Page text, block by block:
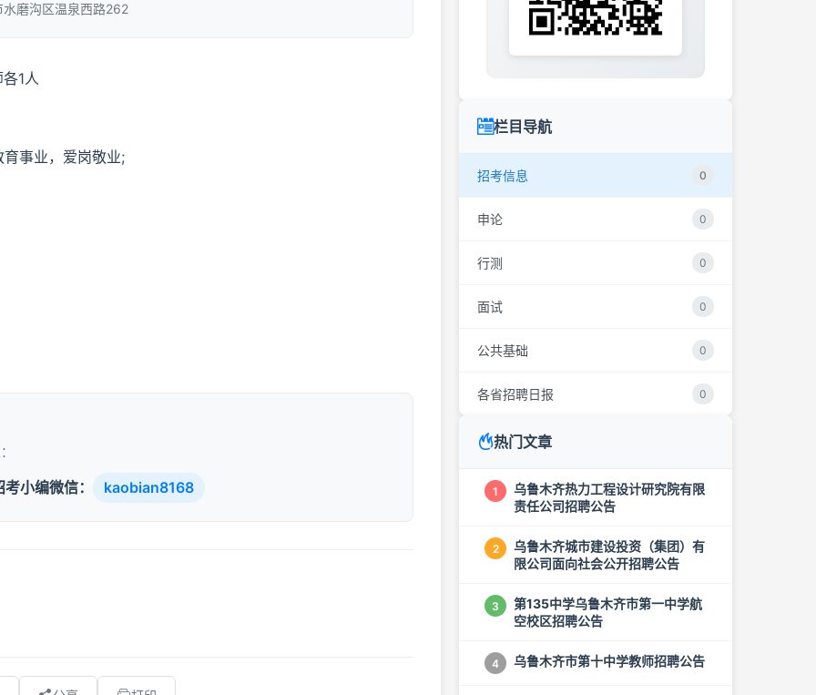
磨沟区温泉西路262
1人
事业，爱岗敬业;
考小编微信： kaobian8168
栏目导航
招考信息 0
申论 0
行测 0
面试 0
公共基础 0
各省招聘日报 0
热门文章
1
乌鲁木齐热力工程设计研究院有限
责任公司招聘公告
2
乌鲁木齐城市建设投资（集团）有
限公司面向社会公开招聘公告
3
第135中学乌鲁木齐市第一中学航
空校区招聘公告
4 乌鲁木齐市第十中学教师招聘公告